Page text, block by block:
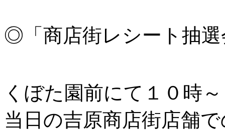
◎「商店街レシート抽
くぼた園前にて１０時
当日の吉原商店街店舗